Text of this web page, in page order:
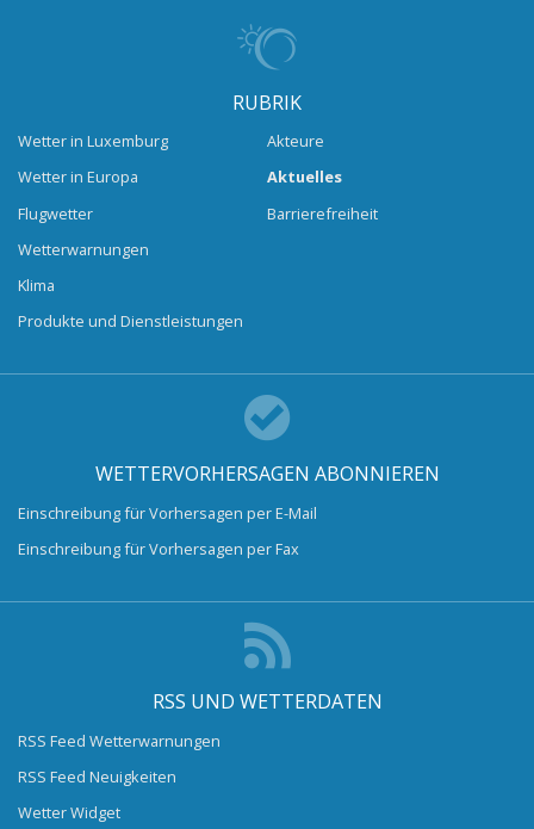
RUBRIK
Wetter in Luxemburg
Wetter in Europa
Flugwetter
Wetterwarnungen
Klima
Produkte und Dienstleistungen
Akteure
Aktuelles
Barrierefreiheit
WETTERVORHERSAGEN ABONNIEREN
Einschreibung für Vorhersagen per E-Mail
Einschreibung für Vorhersagen per Fax
RSS UND WETTERDATEN
RSS Feed Wetterwarnungen
RSS Feed Neuigkeiten
Wetter Widget